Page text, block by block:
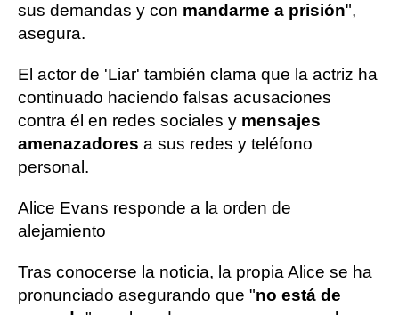
sus demandas y con mandarme a prisión",
asegura.
El actor de 'Liar' también clama que la actriz ha
continuado haciendo falsas acusaciones
contra él en redes sociales y mensajes
amenazadores a sus redes y teléfono
personal.
Alice Evans responde a la orden de
alejamiento
Tras conocerse la noticia, la propia Alice se ha
pronunciado asegurando que "no está de